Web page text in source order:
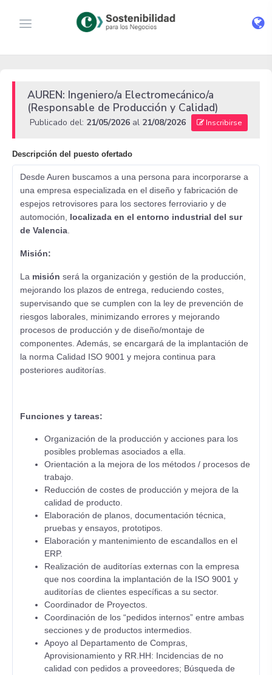
AUREN: Ingeniero/a Electromecánico/a
(Responsable de Producción y Calidad)
Publicado del: 21/05/2026 al 21/08/2026 Inscribirse
Descripción del puesto ofertado
Desde Auren buscamos a una persona para incorporarse a
una empresa especializada en el diseño y fabricación de
espejos retrovisores para los sectores ferroviario y de
automoción, localizada en el entorno industrial del sur
de Valencia
Misión:
La misión será la organización y gestión de la producción,
mejorando los plazos de entrega, reduciendo costes,
supervisando que se cumplen con la ley de prevención de
riesgos laborales, minimizando errores y mejorando
procesos de producción y de diseño/montaje de
componentes. Además, se encargará de la implantación de
la norma Calidad ISO 9001 y mejora continua para
posteriores auditorías.
Funciones y tareas:
Organización de la producción y acciones para los
posibles problemas asociados a ella.
Orientación a la mejora de los métodos / procesos de
trabajo.
Reducción de costes de producción y mejora de la
calidad de producto.
Elaboración de planos, documentación técnica,
pruebas y ensayos, prototipos.
Elaboración y mantenimiento de escandallos en el
ERP.
Realización de auditorías externas con la empresa
que nos coordina la implantación de la ISO 9001 y
auditorías de clientes específicas a su sector.
Coordinador de Proyectos.
Coordinación de los “pedidos internos” entre ambas
secciones y de productos intermedios.
Apoyo al Departamento de Compras,
Aprovisionamiento y RR.HH: Incidencias de no
calidad con pedidos a proveedores; Búsqueda de